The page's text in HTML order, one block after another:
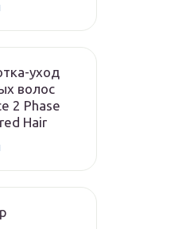
уход
волос
2 Phase
Hair